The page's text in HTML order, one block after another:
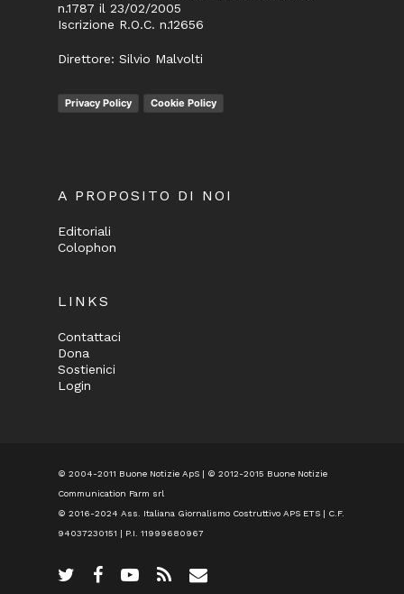
n.1787 il 23/02/2005
Iscrizione R.O.C. n.12656
Direttore: Silvio Malvolti
Privacy Policy Cookie Policy
A PROPOSITO DI NOI
Editoriali
Colophon
LINKS
Contattaci
Dona
Sostienici
Login
© 2004-2011 Buone Notizie ApS | © 2012-2015 Buone Notizie
Communication Farm srl
© 2016-2024 Ass. Italiana Giornalismo Costruttivo APS ETS | C.F.
94037230151 | P.I. 11999680967